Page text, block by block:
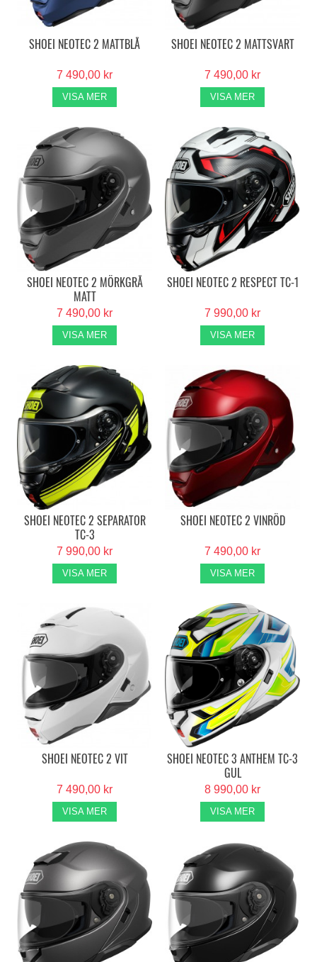
SHOEI NEOTEC 2 MATTBLÅ
7 490,00 kr
VISA MER
SHOEI NEOTEC 2 MATTSVART
7 490,00 kr
VISA MER
SHOEI NEOTEC 2 MÖRKGRÅ
MATT
7 490,00 kr
VISA MER
SHOEI NEOTEC 2 RESPECT TC-1
7 990,00 kr
VISA MER
SHOEI NEOTEC 2 SEPARATOR
TC-3
7 990,00 kr
VISA MER
SHOEI NEOTEC 2 VINRÖD
7 490,00 kr
VISA MER
SHOEI NEOTEC 2 VIT
7 490,00 kr
VISA MER
SHOEI NEOTEC 3 ANTHEM TC-3
GUL
8 990,00 kr
VISA MER